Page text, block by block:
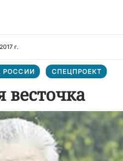
г.
РОССИИ СПЕЦПРОЕКТ
весточка